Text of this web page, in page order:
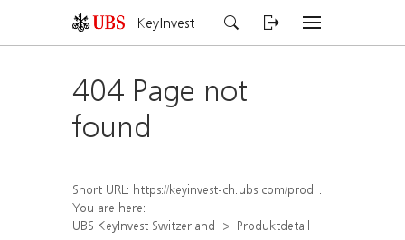
KeyInvest
404 Page not
found
Short URL: https://keyinvest-ch.ubs.com/produkt/detail/index/isin/CH1567395905
You are here:
UBS KeyInvest Switzerland
Produktdetail